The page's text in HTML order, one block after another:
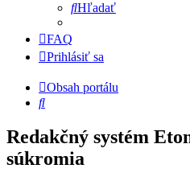
Hľadať
FAQ
Prihlásiť sa
Obsah portálu
Hľadať
Redakčný systém
súkromia